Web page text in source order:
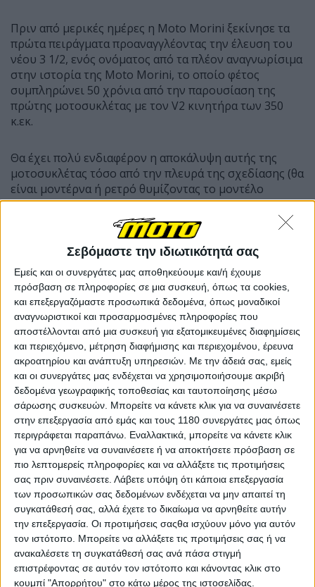
Σεβόμαστε την ιδιωτικότητά σας
Εμείς και οι συνεργάτες μας αποθηκεύουμε και/ή έχουμε
πρόσβαση σε πληροφορίες σε μια συσκευή, όπως τα cookies,
και επεξεργαζόμαστε προσωπικά δεδομένα, όπως μοναδικοί
αναγνωριστικοί και προσαρμοσμένες πληροφορίες που
αποστέλλονται από μια συσκευή για εξατομικευμένες διαφημίσεις
και περιεχόμενο, μέτρηση διαφήμισης και περιεχομένου, έρευνα
ακροατηρίου και ανάπτυξη υπηρεσιών. Με την άδειά σας, εμείς
και οι συνεργάτες μας ενδέχεται να χρησιμοποιήσουμε ακριβή
δεδομένα γεωγραφικής τοποθεσίας και ταυτοποίησης μέσω
σάρωσης συσκευών. Μπορείτε να κάνετε κλικ για να συναινέσετε
στην επεξεργασία από εμάς και τους 1180 συνεργάτες μας όπως
περιγράφεται παραπάνω. Εναλλακτικά, μπορείτε να κάνετε κλικ
για να αρνηθείτε να συναινέσετε ή να αποκτήσετε πρόσβαση σε
πιο λεπτομερείς πληροφορίες και να αλλάξετε τις προτιμήσεις
σας πριν συναινέσετε. Λάβετε υπόψη ότι κάποια επεξεργασία
των προσωπικών σας δεδομένων ενδέχεται να μην απαιτεί τη
συγκατάθεσή σας, αλλά έχετε το δικαίωμα να αρνηθείτε αυτήν
την επεξεργασία. Οι προτιμήσεις σαςθα ισχύουν μόνο για αυτόν
τον ιστότοπο. Μπορείτε να αλλάξετε τις προτιμήσεις σας ή να
ανακαλέσετε τη συγκατάθεσή σας ανά πάσα στιγμή
επιστρέφοντας σε αυτόν τον ιστότοπο και κάνοντας κλικ στο
κουμπί "Απορρήτου" στο κάτω μέρος της ιστοσελίδας.
Πριν από μερικές ημέρες η Moto Morini ξεκίνησε τα
πρώτα πειράγματα προαναγγλέοντας την έλευση του
νέου 3 1/2, ενός ονόματος από τα πλέον αναγνωρίσιμα
στην ιστορία της Moto Morini, το οποίο φέτος
συμπληρώνει 50 χρόνια από την παρουσίαση της
πρώτης μοτοσυκλέτας με τον V2 κινητήρα των 350
κ.εκ.
Θα έχει πολύ ενδιαφέρον η αποκάλυψη αυτής της
μοτοσυκλέτας τόσο από την πλευρά της σχεδίασης (θα
είναι μοντέρνα ή ρετρό θυμίζοντας το μοντέλο
εκείνης της εποχής;) όσο και των προδιαγραφών της
αφού και ο κινητήρας της θα μπορούσε να είναι
μονοκύλινδρος, δικύλινδρος εν σειρά ή ακόμη και με
περιεχόμενη γωνία για τους κυλίνδρους του, όπως
τότε.
Με τροχό 21 ιντσών και μεγάλες διαδρομές
αναρτήσεων, το ALLTRHIKE είναι η επόμενη
μοτοσυκλέτα που έχει ακόμη μεγαλύτερο ενδιαφέρον
για όσους ακολουθούν πιστά την μόδα των adventure,
αφού είναι μια μοτοσυκλέτα με σαφείς βλέψεις για
χωμάτινες περιπέτειες.